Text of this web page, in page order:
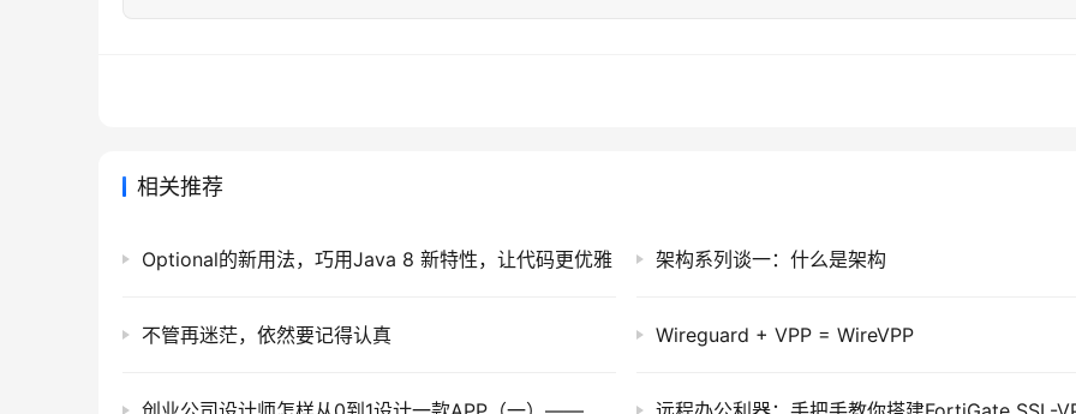
相关推荐
Optional的新用法，巧用Java 8 新特性，让代码更优雅 架构系列谈一：什么是架构
不管再迷茫，依然要记得认真 Wireguard + VPP = WireVPP